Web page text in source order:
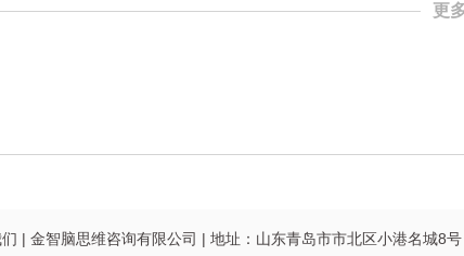
更
| 金智脑思维咨询有限公司 | 地址：山东青岛市市北区小港名城8